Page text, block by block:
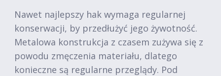
Nawet najlepszy hak wymaga regularnej
konserwacji, by przedłużyć jego żywotność.
Metalowa konstrukcja z czasem zużywa się z
powodu zmęczenia materiału, dlatego
konieczne są regularne przeglądy. Pod